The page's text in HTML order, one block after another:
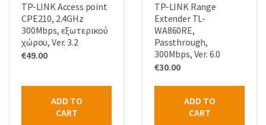
TP-LINK Access point
CPE210, 2.4GHz
300Mbps, εξωτερικού
χώρου, Ver. 3.2
€49.00
ADD TO
CART
TP-LINK Range
Extender TL-
WA860RE,
Passthrough,
300Mbps, Ver. 6.0
€30.00
ADD TO
CART